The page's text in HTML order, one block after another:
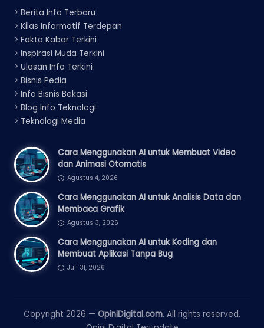
> Berita Info Terbaru
> Kilas Informatif Terdepan
> Fakta Kabar Terkini
> Inspirasi Muda Terkini
> Ulasan Info Terkini
> Bisnis Pedia
> Info Bisnis Bekasi
> Blog Info Teknologi
> Teknologi Media
Cara Menggunakan AI untuk Membuat Video
dan Animasi Otomatis
Agustus 4, 2026
Cara Menggunakan AI untuk Analisis Data dan
Membaca Grafik
Agustus 3, 2026
Cara Menggunakan AI untuk Koding dan
Membuat Aplikasi Tanpa Bug
Juli 31, 2026
Copyright 2026 — OpiniDigital.com. All rights reserved.